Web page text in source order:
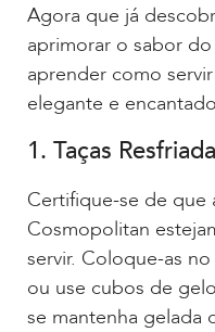
Agora que já
aprimorar o sabor
aprender como
elegante e
1. Taças
Certifique-se de que
Cosmopolitan
servir. Coloque-as
ou use cubos de
se mantenha gelada